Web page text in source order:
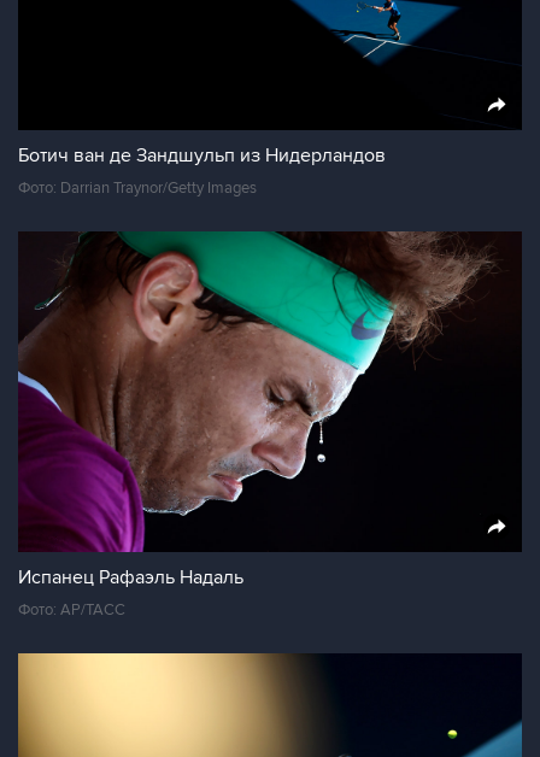
Ботич ван де Зандшульп из Нидерландов
Фото: Darrian Traynor/Getty Images
Испанец Рафаэль Надаль
Фото: АР/ТАСС